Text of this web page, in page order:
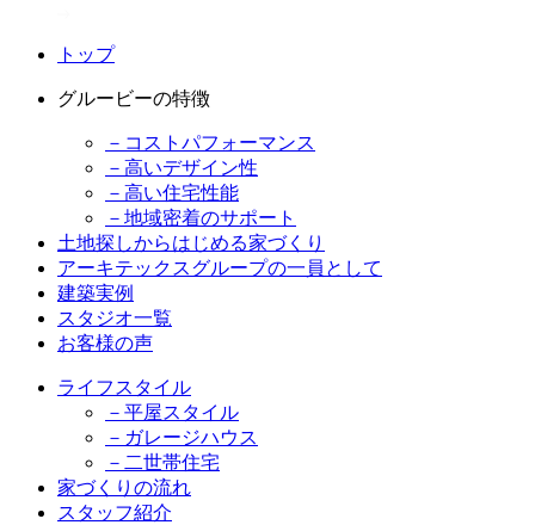
トップ
グルービーの特徴
－コストパフォーマンス
－高いデザイン性
－高い住宅性能
－地域密着のサポート
土地探しからはじめる家づくり
アーキテックスグループの一員として
建築実例
スタジオ一覧
お客様の声
ライフスタイル
－平屋スタイル
－ガレージハウス
－二世帯住宅
家づくりの流れ
スタッフ紹介